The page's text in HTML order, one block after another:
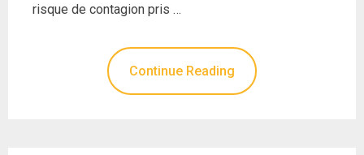
risque de contagion pris …
Continue Reading